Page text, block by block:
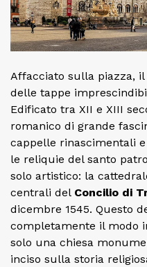
Affacciato sulla piazza, il
delle tappe
Edificato tra XII e XIII
romanico di grande
cappelle rinascimentali
le reliquie del santo
solo artistico: la
centrali del Concilio di
dicembre 1545. Questo
completamente il modo
solo una chiesa
inciso sulla storia